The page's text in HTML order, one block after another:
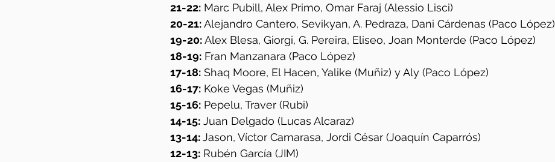
21-22: Marc Pubill, Alex Primo, Omar Faraj (Alessio Lisci)
20-21: Alejandro Cantero, Sevikyan, A. Pedraza, Dani Cárdenas (Paco López)
19-20: Alex Blesa, Giorgi, G. Pereira, Eliseo, Joan Monterde (Paco López)
18-19: Fran Manzanara (Paco López)
17-18: Shaq Moore, El Hacen, Yalike (Muñiz) y Aly (Paco López)
16-17: Koke Vegas (Muñiz)
15-16: Pepelu, Traver (Rubi)
14-15: Juan Delgado (Lucas Alcaraz)
13-14: Jason, Víctor Camarasa, Jordi César (Joaquín Caparrós)
12-13: Rubén García (JIM)